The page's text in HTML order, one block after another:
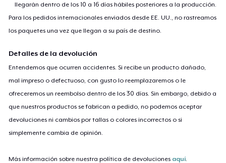
llegarán dentro de los 10 a 16 días hábiles posteriores a la producción.
Para los pedidos internacionales enviados desde EE. UU., no rastreamos
los paquetes una vez que llegan a su país de destino.
Detalles de la devolución
Entendemos que ocurren accidentes. Si recibe un producto dañado,
mal impreso o defectuoso, con gusto lo reemplazaremos o le
ofreceremos un reembolso dentro de los 30 días. Sin embargo, debido a
que nuestros productos se fabrican a pedido, no podemos aceptar
devoluciones ni cambios por tallas o colores incorrectos o si
simplemente cambia de opinión.
Más información sobre nuestra política de devoluciones aquí.